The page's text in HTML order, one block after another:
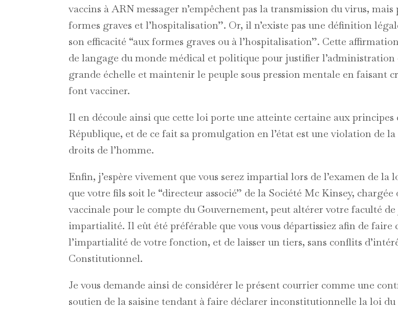
vaccins à ARN messager n’empêchent pas la transmission du virus,
formes graves et l’hospitalisation”. Or, il n’existe pas une définition
son efficacité “aux formes graves ou à l’hospitalisation”. Cette
de langage du monde médical et politique pour justifier l’administration
grande échelle et maintenir le peuple sous pression mentale en faisant
font vacciner.
Il en découle ainsi que cette loi porte une atteinte certaine aux principes
République, et de ce fait sa promulgation en l’état est une violation de
droits de l’homme.
Enfin, j’espère vivement que vous serez impartial lors de l’examen de la
que votre fils soit le “directeur associé” de la Société Mc Kinsey,
vaccinale pour le compte du Gouvernement, peut altérer votre faculté
impartialité. Il eût été préférable que vous vous départissiez afin de faire
l’impartialité de votre fonction, et de laisser un tiers, sans conflits
Constitutionnel.
Je vous demande ainsi de considérer le présent courrier comme une
soutien de la saisine tendant à faire déclarer inconstitutionnelle la loi du